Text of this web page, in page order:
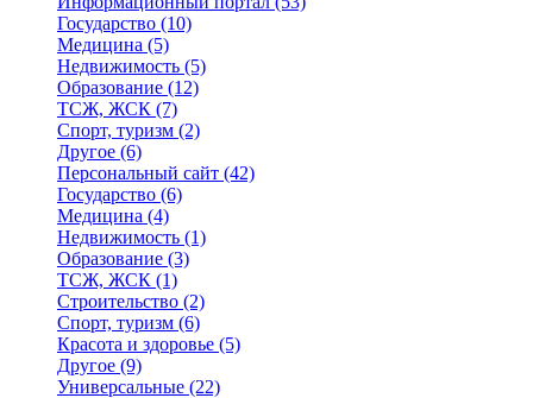
Государство (10)
Медицина (5)
Недвижимость (5)
Образование (12)
ТСЖ, ЖСК (7)
Спорт, туризм (2)
Другое (6)
Персональный сайт (42)
Государство (6)
Медицина (4)
Недвижимость (1)
Образование (3)
ТСЖ, ЖСК (1)
Строительство (2)
Спорт, туризм (6)
Красота и здоровье (5)
Другое (9)
Универсальные (22)